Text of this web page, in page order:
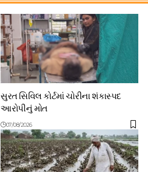
સુરત સિવિલ કોર્ટમાં ચોરીના શંકાસ્પદ
આરોપીનું મોત
07/08/2026